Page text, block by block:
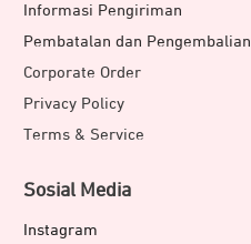
Informasi Pengiriman
Pembatalan dan Pengembalian
Corporate Order
Privacy Policy
Terms & Service
Sosial Media
Instagram